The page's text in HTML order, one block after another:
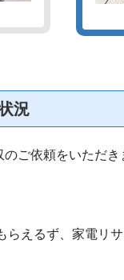
況
ご依頼をいただき
えるず、家電リ